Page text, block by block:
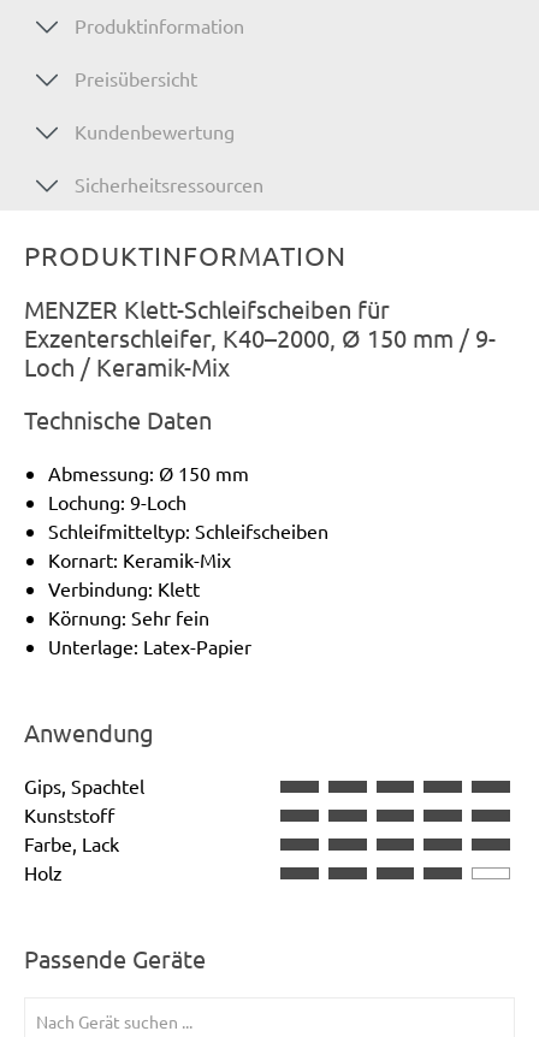
Produktinformation
Preisübersicht
Kundenbewertung
Sicherheitsressourcen
PRODUKTINFORMATION
MENZER Klett-Schleifscheiben für
Exzenterschleifer, K40–2000, Ø 150 mm / 9-
Loch / Keramik-Mix
Technische Daten
Abmessung: Ø 150 mm
Lochung: 9-Loch
Schleifmitteltyp: Schleifscheiben
Kornart: Keramik-Mix
Verbindung: Klett
Körnung: Sehr fein
Unterlage: Latex-Papier
Anwendung
Gips, Spachtel
Kunststoff
Farbe, Lack
Holz
Passende Geräte